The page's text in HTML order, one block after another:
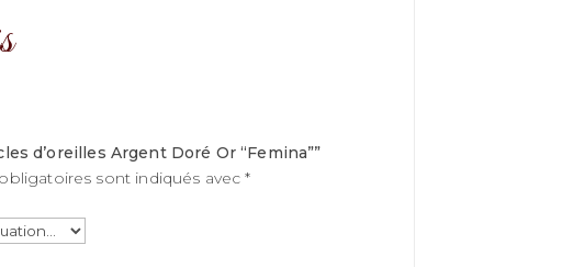
d’oreilles Argent Doré Or “Femina””
sont indiqués avec*